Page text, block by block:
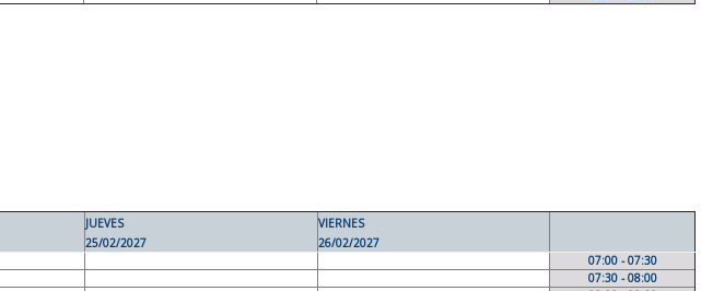
JUEVES
25/02/2027
VIERNES
26/02/2027
07:00 - 07:30
07:30 - 08:00